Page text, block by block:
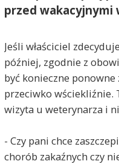
przed wakacyjnymi
Jeśli właściciel
później, zgodnie z
być konieczne
przeciwko wściekliźnie.
wizyta u weterynarza i
- Czy pani chce
chorób zakaźnych czy